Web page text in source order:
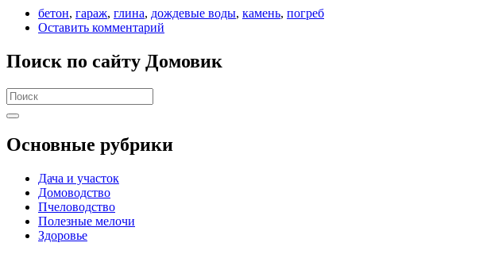
бетон, гараж, глина, дождевые воды, камень, погреб
Оставить комментарий
Поиск по сайту Домовик
Search
for:
Основные рубрики
Дача и участок
Домоводство
Пчеловодство
Полезные мелочи
Здоровье